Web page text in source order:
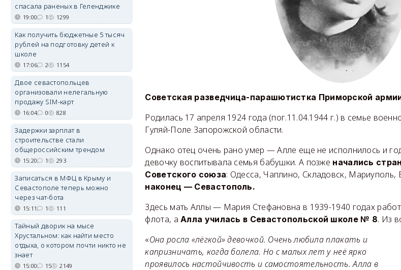
Советская разведчица-парашютистка Приморской
Родилась 17 апреля 1924 года (пог.11.04.1944 г.) в семье
Гуляй-Поле Запорожской области.
Однако отец очень рано умер — Алле еще не исполнилось и
девочку воспитывала семья бабушки. А позже начались
Советского союза: Одесса, Чаплино, Складовск, Мариуполь,
наконец — Севастополь.
Здесь мать Аллы — Мария Стефановна в 1939-1940 годах
флота, аАлла училась в Севастопольской школе № 8. Из
«Она росла «лёгкой» девочкой. Очень любила плакать и
капризничать, когда болела. Но с малых лет у неё ярко
проявилось настойчивость и самостоятельность. Алла в
спасала раненых в Геленджике
19:00 1 1299
Как получить бюджетные 5 тысяч
рублей на подготовку детей к
школе
17:06 2 1154
Двое севастопольцев
организовали нелегальную
продажу SIM-карт
16:04 0 828
Задержки зарплат в
строительстве стали
общероссийским трендом
15:20 1 293
Записаться в МФЦ в Крыму и
Севастополе теперь можно
через чат-бота
15:11 1 111
Тайный дворик на мысе
Хрустальном: как найти место
отдыха, о котором почти никто не
знает
15:00 15 2149